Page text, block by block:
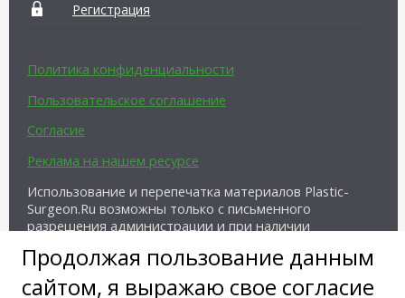
Продолжая пользование данным
сайтом, я выражаю свое согласие
Регистрация
Политика конфиденциальности
Пользовательское соглашение
Согласие
Реклама на нашем ресурсе
Использование и перепечатка материалов Plastic-
Surgeon.Ru возможны только с письменного
разрешения администрации и при наличии